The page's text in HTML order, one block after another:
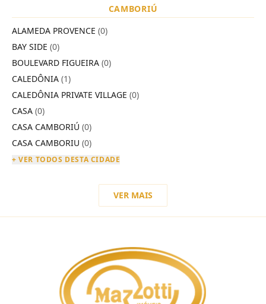
CAMBORIÚ
ALAMEDA PROVENCE (0)
BAY SIDE (0)
BOULEVARD FIGUEIRA (0)
CALEDÔNIA (1)
CALEDÔNIA PRIVATE VILLAGE (0)
CASA (0)
CASA CAMBORIÚ (0)
CASA CAMBORIU (0)
+ VER TODOS DESTA CIDADE
VER MAIS